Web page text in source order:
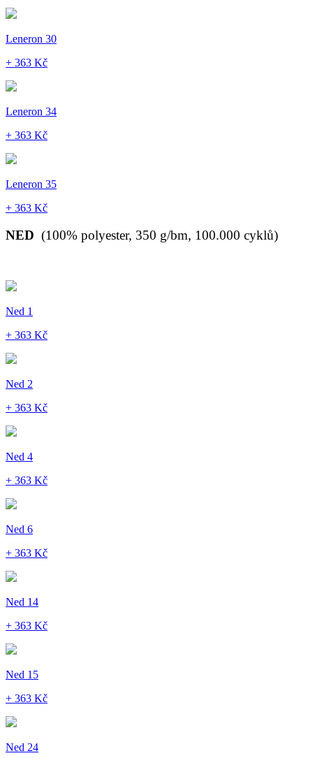
Leneron 30
+ 363 Kč
Leneron 34
+ 363 Kč
Leneron 35
+ 363 Kč
NED (100% polyester, 350 g/bm, 100.000 cyklů)
Ned 1
+ 363 Kč
Ned 2
+ 363 Kč
Ned 4
+ 363 Kč
Ned 6
+ 363 Kč
Ned 14
+ 363 Kč
Ned 15
+ 363 Kč
Ned 24